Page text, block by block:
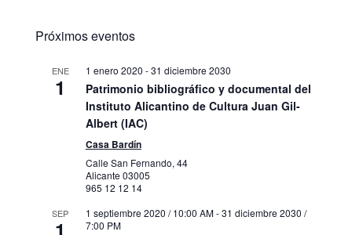
Próximos eventos
ENE
1
1 enero 2020 -31 diciembre 2030
Patrimonio bibliográfico y documental del
Instituto Alicantino de Cultura Juan Gil-
Albert (IAC)
Casa Bardín
Calle San Fernando, 44
Alicante 03005
965 12 12 14
SEP 1 septiembre 2020 / 10:00 AM-31 diciembre 2030 /
7:00 PM